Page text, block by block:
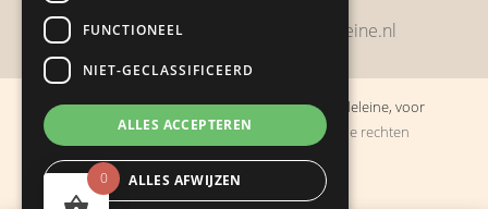
bestelling@boulevarddelamadeleine.nl
© Copyright 2019 - 2026Boulevard de la Madeleine, voor
cadeaus die je stiekem liever zelf houdt· Alle rechten
voorbehouden
Ontwikkeling door
0
FUNCTIONEEL
NIET-GECLASSIFICEERD
ALLES ACCEPTEREN
ALLES AFWIJZEN